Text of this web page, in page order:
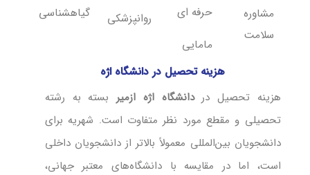
مشاوره
سلامت
حرفه ای
مامایی
روانپزشکی
گیاهشناسی
هزینه تحصیل در دانشگاه اژه
هزینه تحصیل دردانشگاه اژه ازمیر بسته به رشته
تحصیلی و مقطع مورد نظر متفاوت است. شهریه برای
دانشجویان بین‌المللی معمولاً بالاتر از دانشجویان داخلی
است، اما در مقایسه با دانشگاه‌های معتبر جهانی،